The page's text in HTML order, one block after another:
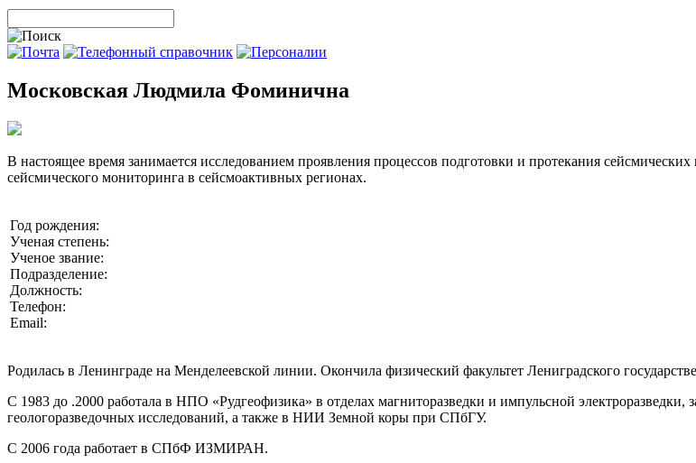
for:
Московская Людмила Фоминична
В настоящее время занимается исследованием проявления процессов подготовки и протекания
сейсмического мониторинга в сейсмоактивных регионах.
Год рождения:
Ученая степень:
Ученое звание:
Подразделение:
Должность:
Телефон:
Email:
Родилась в Ленинграде на Менделеевской линии. Окончила физический факультет Лениградского
С 1983 до .2000 работала в НПО «Рудгеофизика» в отделах магниторазведки и импульсной
геологоразведочных исследований, а также в НИИ Земной коры при СПбГУ.
C 2006 года работает в СПбФ ИЗМИРАН.